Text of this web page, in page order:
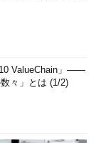
ValueChain」――
々」とは (1/2)